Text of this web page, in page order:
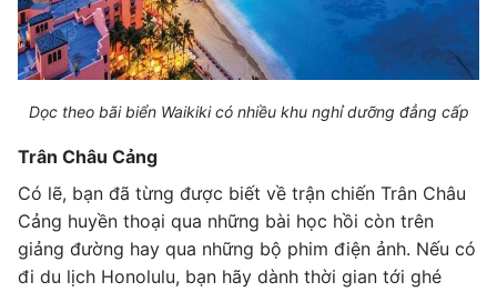
Dọc theo bãi biển Waikiki có nhiều khu nghỉ dưỡng đẳng cấp
Trân Châu Cảng
Có lẽ, bạn đã từng được biết về trận chiến Trân Châu
Cảng huyền thoại qua những bài học hồi còn trên
giảng đường hay qua những bộ phim điện ảnh. Nếu có
đi du lịch Honolulu, bạn hãy dành thời gian tới ghé